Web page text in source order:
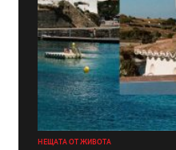
НЕЩАТА ОТ ЖИВОТА